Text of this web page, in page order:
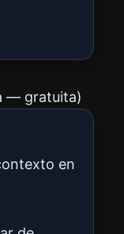
— gratuita)
en